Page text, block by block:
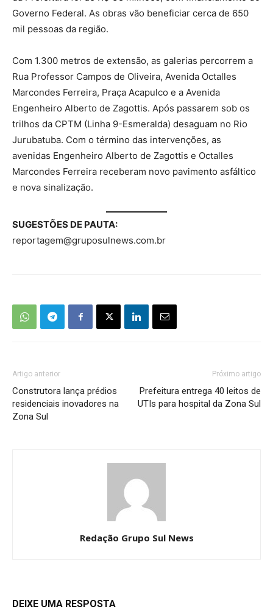
Governo Federal. As obras vão beneficiar cerca de 650
mil pessoas da região.
Com 1.300 metros de extensão, as galerias percorrem a
Rua Professor Campos de Oliveira, Avenida Octalles
Marcondes Ferreira, Praça Acapulco e a Avenida
Engenheiro Alberto de Zagottis. Após passarem sob os
trilhos da CPTM (Linha 9-Esmeralda) desaguam no Rio
Jurubatuba. Com o término das intervenções, as
avenidas Engenheiro Alberto de Zagottis e Octalles
Marcondes Ferreira receberam novo pavimento asfáltico
e nova sinalização.
SUGESTÕES DE PAUTA:
reportagem@gruposulnews.com.br
Artigo anterior
Construtora lança prédios
residenciais inovadores na
Zona Sul
Próximo artigo
Prefeitura entrega 40 leitos de
UTIs para hospital da Zona Sul
Redação Grupo Sul News
DEIXE UMA RESPOSTA